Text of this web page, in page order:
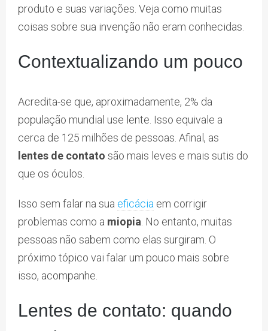
produto e suas variações. Veja como muitas
coisas sobre sua invenção não eram conhecidas.
Contextualizando um pouco
Acredita-se que, aproximadamente, 2% da
população mundial use lente. Isso equivale a
cerca de 125 milhões de pessoas. Afinal, as
lentes de contato são mais leves e mais sutis do
que os óculos.
Isso sem falar na sua eficácia em corrigir
problemas como a miopia . No entanto, muitas
pessoas não sabem como elas surgiram. O
próximo tópico vai falar um pouco mais sobre
isso, acompanhe.
Lentes de contato: quando